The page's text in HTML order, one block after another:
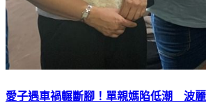
愛子遇車禍輾斷腳！單親媽陷低潮 波